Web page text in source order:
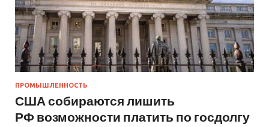
ПРОМЫШЛЕННОСТЬ
США собираются лишить
РФ возможности платить по госдолгу